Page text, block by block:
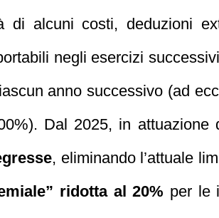
alcuni costi, deduzioni
negli esercizi
anno successivo (ad
Dal 2025, in attuazione
, eliminando l’attuale
ridotta al 20% per le